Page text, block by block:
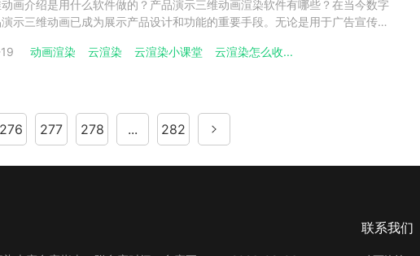
画介绍是用什么软件做的？产品演示三维动画渲染软件有哪些？在当今数字
示三维动画已成为展示产品设计和功能的重要手段。无论是用于广告宣传、
握渲染技巧，对于制作出令人满意的动画效果至关重要。产品演示三维动画
动画渲染 云渲染 云渲染小课堂 云渲染怎么收...
276 277 278 ... 282
联系我们